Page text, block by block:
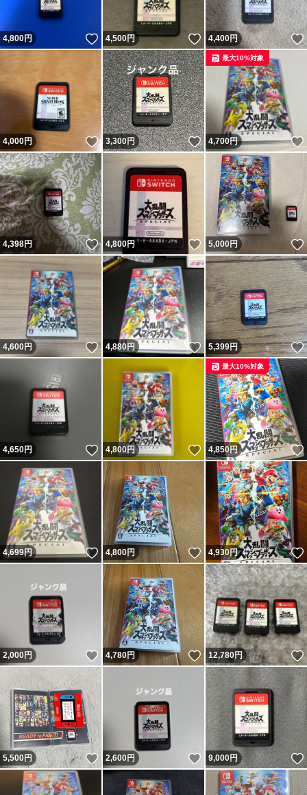
4,800円 いいね！
4,500円 いいね！
4,400円
4,000円 いいね！
3,300円 いいね！
4,700円
最大10%対象
4,398円 いいね！
4,800円 いいね！
5,000円
4,600円 いいね！
4,880円 いいね！
5,399円
4,650円 いいね！
4,800円 いいね！
4,850円
最大10%対象
4,699円 いいね！
4,800円 いいね！
4,930円
2,000円 いいね！
4,780円 いいね！
12,780円
5,500円 いいね！
2,600円 いいね！
9,000円